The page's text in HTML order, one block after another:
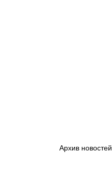
Архив новостей